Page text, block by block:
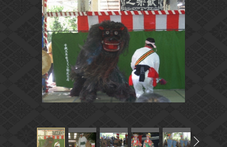
さらに詳細検索
カテゴリで見る
世界遺産と無形文化遺産
全国の美術館・博物館
媒体資料・関連記事等
博物館、美術館の皆さまへ
文化庁よりご挨拶
今月のみどころ
お知らせ一覧
このサイトについて